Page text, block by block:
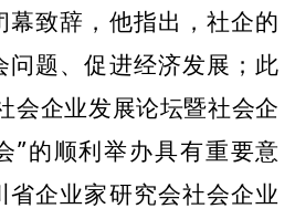
幕致辞，他指出，社企的
问题、促进经济发展；此
会企业发展论坛暨社会企
”的顺利举办具有重要意
省企业家研究会社会企业